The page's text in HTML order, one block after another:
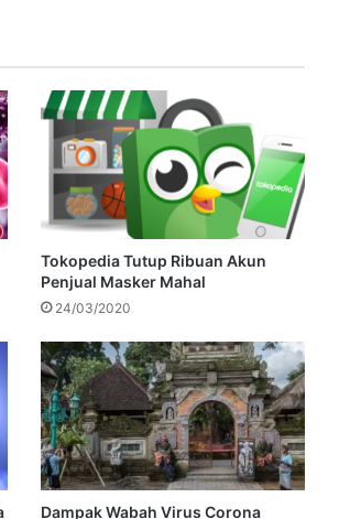
Tokopedia Tutup Ribuan Akun
Penjual Masker Mahal
24/03/2020
Dampak Wabah Virus Corona